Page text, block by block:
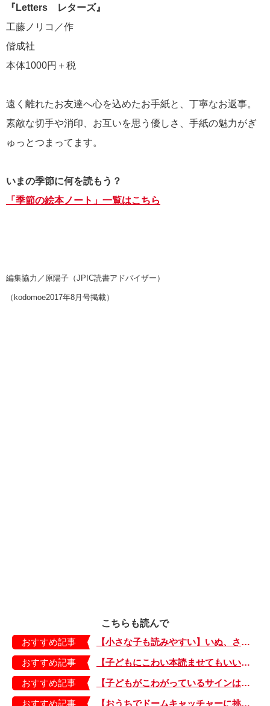
『Letters レターズ』
工藤ノリコ／作
偕成社
本体1000円＋税
遠く離れたお友達へ心を込めたお手紙と、丁寧なお返事。
素敵な切手や消印、お互いを思う優しさ、手紙の魅力がぎ
ゅっとつまってます。
いまの季節に何を読もう？
「季節の絵本ノート」一覧はこちら
編集協力／原陽子（JPIC読書アドバイザー）
（kodomoe2017年8月号掲載）
こちらも読んで
おすすめ記事
【小さな子も読みやすい】いぬ、さる、うさぎ、ゴリラにあひる…動物たちのまねっこできるかな？『まねまねっこ』発売中！
おすすめ記事
【子どもにこわい本読ませてもいいの？】「子どもはどのようなものにこわさを感じやすいのでしょうか？」
おすすめ記事
【子どもがこわがっているサインは？】「読み聞かせのとき、子どもがこわがっていると判断できるサインを教えてください！」
おすすめ記事
【おうちでドームキャッチャーに挑戦だ】アンパンマン わくわくドームキャッチャー